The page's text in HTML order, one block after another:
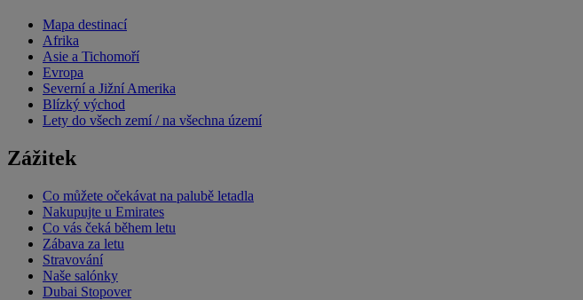
Mapa destinací
Afrika
Asie a Tichomoří
Evropa
Severní a Jižní Amerika
Blízký východ
Lety do všech zemí / na všechna území
Zážitek
Co můžete očekávat na palubě letadla
Nakupujte u Emirates
Co vás čeká během letu
Zábava za letu
Stravování
Naše salónky
Dubai Stopover